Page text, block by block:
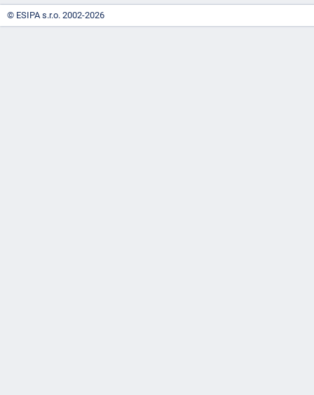
© ESIPA s.r.o. 2002-2026